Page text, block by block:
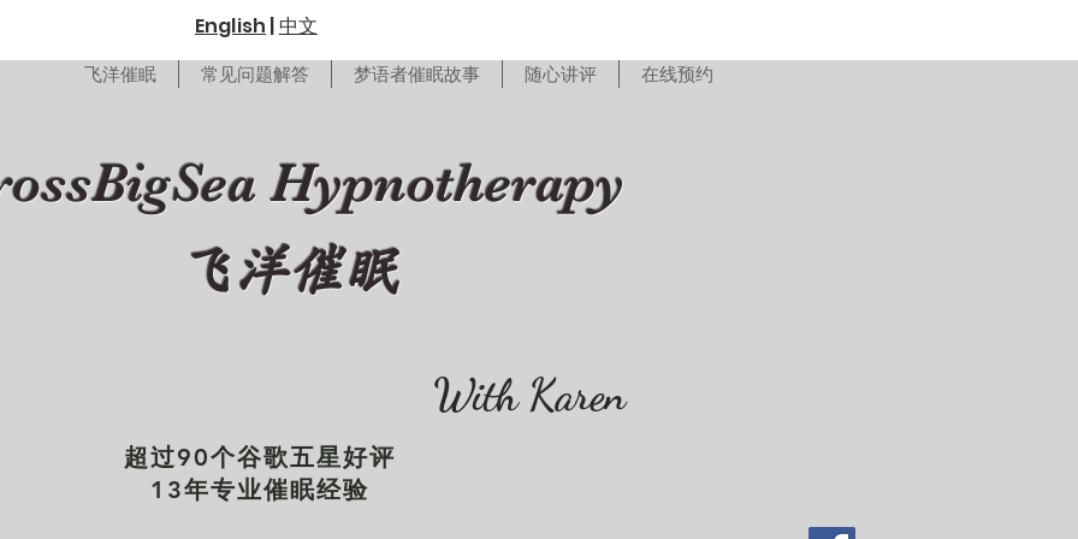
English | 中文
飞洋催眠 常见问题解答 梦语者催眠故事 随心讲评 在线预约
Hypnotherapy
飞洋催眠
With Karen
超过90个谷歌五星好评
13年专业催眠经验